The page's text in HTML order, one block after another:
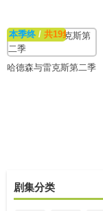
本季终 / 共19集
哈德森与雷克斯第二季
剧集分类